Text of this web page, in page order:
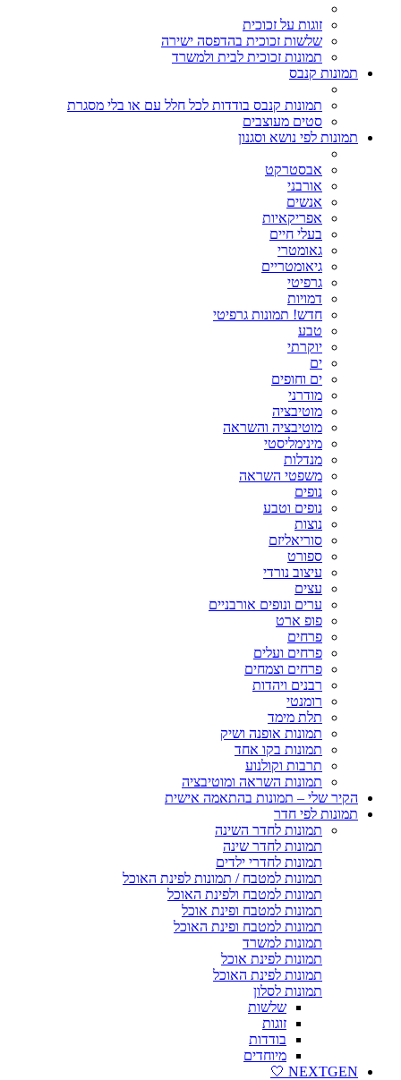
זוגות על זכוכית
שלשות זכוכית בהדפסה ישירה
תמונות זכוכית לבית ולמשרד
תמונות קנבס
תמונות קנבס בודדות לכל חלל עם או בלי מסגרת
סטים מעוצבים
תמונות לפי נושא וסגנון
אבסטרקט
אורבני
אנשים
אפריקאיות
בעלי חיים
גאומטרי
גיאומטריים
גרפיטי
דמויות
חדש! תמונות גרפיטי
טבע
יוקרתי
ים
ים וחופים
מודרני
מוטיבציה
מוטיבציה והשראה
מינימליסטי
מנדלות
משפטי השראה
נופים
נופים וטבע
נוצות
סוריאליזם
ספורט
עיצוב נורדי
עצים
ערים ונופים אורבניים
פופ ארט
פרחים
פרחים ועלים
פרחים וצמחים
רבנים ויהדות
רומנטי
תלת מימד
תמונות אופנה ושיק
תמונות בקו אחד
תרבות וקולנוע
תמונות השראה ומוטיבציה
הקיר שלי – תמונות בהתאמה אישית
תמונות לפי חדר
תמונות לחדר השינה
תמונות לחדר שינה
תמונות לחדרי ילדים
תמונות למטבח / תמונות לפינת האוכל
תמונות למטבח ולפינת האוכל
תמונות למטבח ופינת אוכל
תמונות למטבח ופינת האוכל
תמונות למשרד
תמונות לפינת אוכל
תמונות לפינת האוכל
תמונות לסלון
שלשות
זוגות
בודדות
מיוחדים
NEXTGEN 🤍